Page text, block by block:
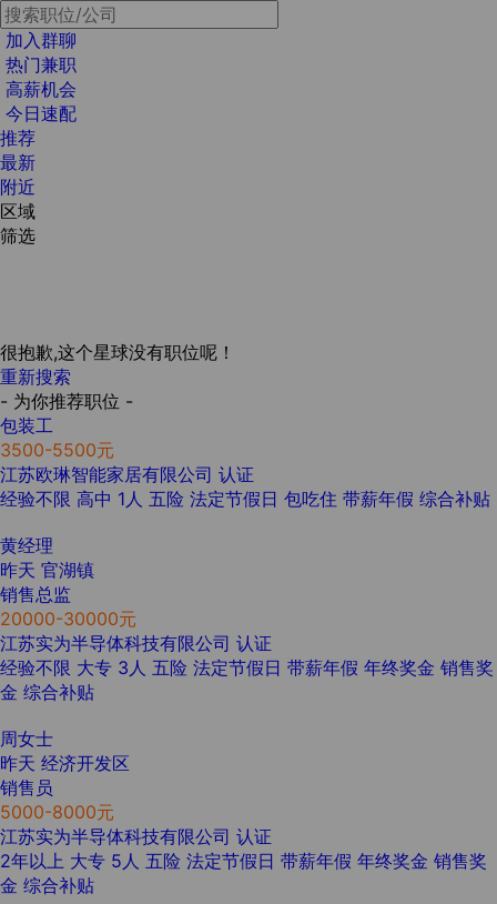
加入群聊
热门兼职
高薪机会
今日速配
推荐
最新
附近
区域
筛选
很抱歉,这个星球没有职位呢！
重新搜索
- 为你推荐职位 -
包装工
3500-5500元
江苏欧琳智能家居有限公司 认证
经验不限 高中 1人 五险 法定节假日 包吃住 带薪年假 综合补贴
黄经理
昨天 官湖镇
销售总监
20000-30000元
江苏实为半导体科技有限公司 认证
经验不限 大专 3人 五险 法定节假日 带薪年假 年终奖金 销售奖
金 综合补贴
周女士
昨天 经济开发区
销售员
5000-8000元
江苏实为半导体科技有限公司 认证
2年以上 大专 5人 五险 法定节假日 带薪年假 年终奖金 销售奖
金 综合补贴